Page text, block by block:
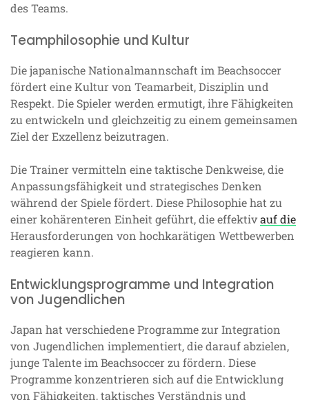
des Teams.
Teamphilosophie und Kultur
Die japanische Nationalmannschaft im Beachsoccer
fördert eine Kultur von Teamarbeit, Disziplin und
Respekt. Die Spieler werden ermutigt, ihre Fähigkeiten
zu entwickeln und gleichzeitig zu einem gemeinsamen
Ziel der Exzellenz beizutragen.
Die Trainer vermitteln eine taktische Denkweise, die
Anpassungsfähigkeit und strategisches Denken
während der Spiele fördert. Diese Philosophie hat zu
einer kohärenteren Einheit geführt, die effektivauf die
Herausforderungen von hochkarätigen Wettbewerben
reagieren kann.
Entwicklungsprogramme und Integration
von Jugendlichen
Japan hat verschiedene Programme zur Integration
von Jugendlichen implementiert, die darauf abzielen,
junge Talente im Beachsoccer zu fördern. Diese
Programme konzentrieren sich auf die Entwicklung
von Fähigkeiten, taktisches Verständnis und